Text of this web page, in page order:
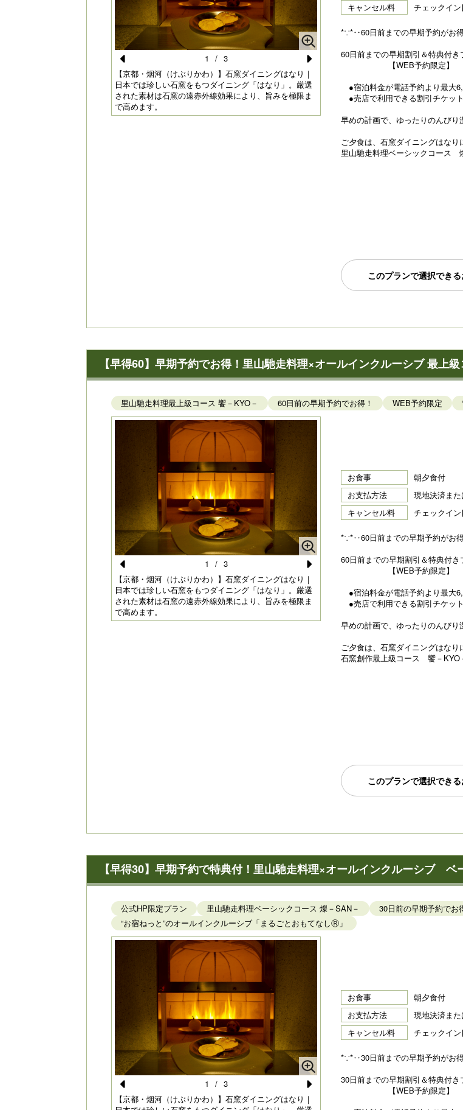
Pr
e
vi
【京都・烟河（けぶりかわ）】石窯ダイニングはなり｜
日本では珍しい石窯をもつダイニング「はなり」。厳選
された素材は石窯の遠赤外線効果により、旨みを極限ま
で高めます。
【京都・烟河（けぶりかわ）】里山馳
コース 燦－SAN－ 2026年6月～
N
e
1 / 3
キャンセル料
チェックイ
*∵*‥60日前までの早期予約がお
60日前までの早期割引＆特典付き
【WEB予約限定】
●宿泊料金が電話予約より最大
●売店で利用できる割引チケッ
早めの計画で、ゆったりのんびり
ご夕食は、石窯ダイニングはなり
里山馳走料理ベーシックコース
このプランで選択でき
【早得60】早期予約でお得！里山馳走料理×オールインクルーシブ 最上
里山馳走料理最上級コース 饗－KYO－ 60日前の早期予約でお得！ WEB予約限定
Pr
e
vi
【京都・烟河（けぶりかわ）】石窯ダイニングはなり｜
日本では珍しい石窯をもつダイニング「はなり」。厳選
された素材は石窯の遠赤外線効果により、旨みを極限ま
で高めます。
【京都・烟河（けぶりかわ）】里山馳
ス 饗－KYO－ 2026年6月～2026年
N
e
1 / 3
お食事
朝夕食付
お支払方法
現地決済ま
キャンセル料
チェックイ
*∵*‥60日前までの早期予約がお
60日前までの早期割引＆特典付き
【WEB予約限定】
●宿泊料金が電話予約より最大
●売店で利用できる割引チケッ
早めの計画で、ゆったりのんびり
ご夕食は、石窯ダイニングはなり
石窯創作最上級コース 饗－KYO
このプランで選択でき
【早得30】早期予約で特典付！里山馳走料理×オールインクルーシブ ベ
公式HP限定プラン 里山馳走料理ベーシックコース 燦－SAN－ 30日前の早期予約でお
“お宿ねっと”のオールインクルーシブ「まるごとおもてなしⓇ」
Pr
【京都・烟河（けぶりかわ）】石窯ダイニングはなり｜
【京都・烟河（けぶりかわ）】里山馳
N
1 / 3
お食事
朝夕食付
お支払方法
現地決済ま
キャンセル料
チェックイ
*∵*‥30日前までの早期予約がお
30日前までの早期割引＆特典付き
【WEB予約限定】